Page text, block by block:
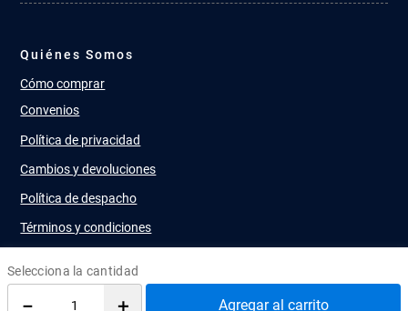
＋
－ Agregar al carrito
Quiénes Somos
Cómo comprar
Convenios
Política de privacidad
Cambios y devoluciones
Política de despacho
Términos y condiciones